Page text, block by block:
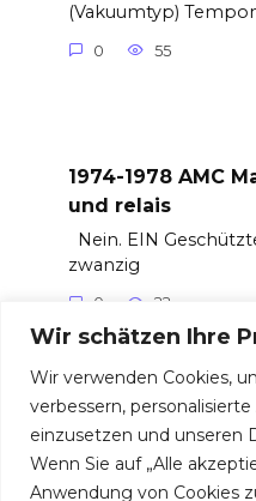
Wir schätzen Ihre
Wir verwenden Cookies,
verbessern,
einzusetzen und unseren
Wenn Sie auf „Alle
Anwendung von Cookies
(Vakuumtyp)
0 55
1974-1978 AMC
und relais
Nein. EIN
zwanzig
0 22
© 2026 Sicherungen und